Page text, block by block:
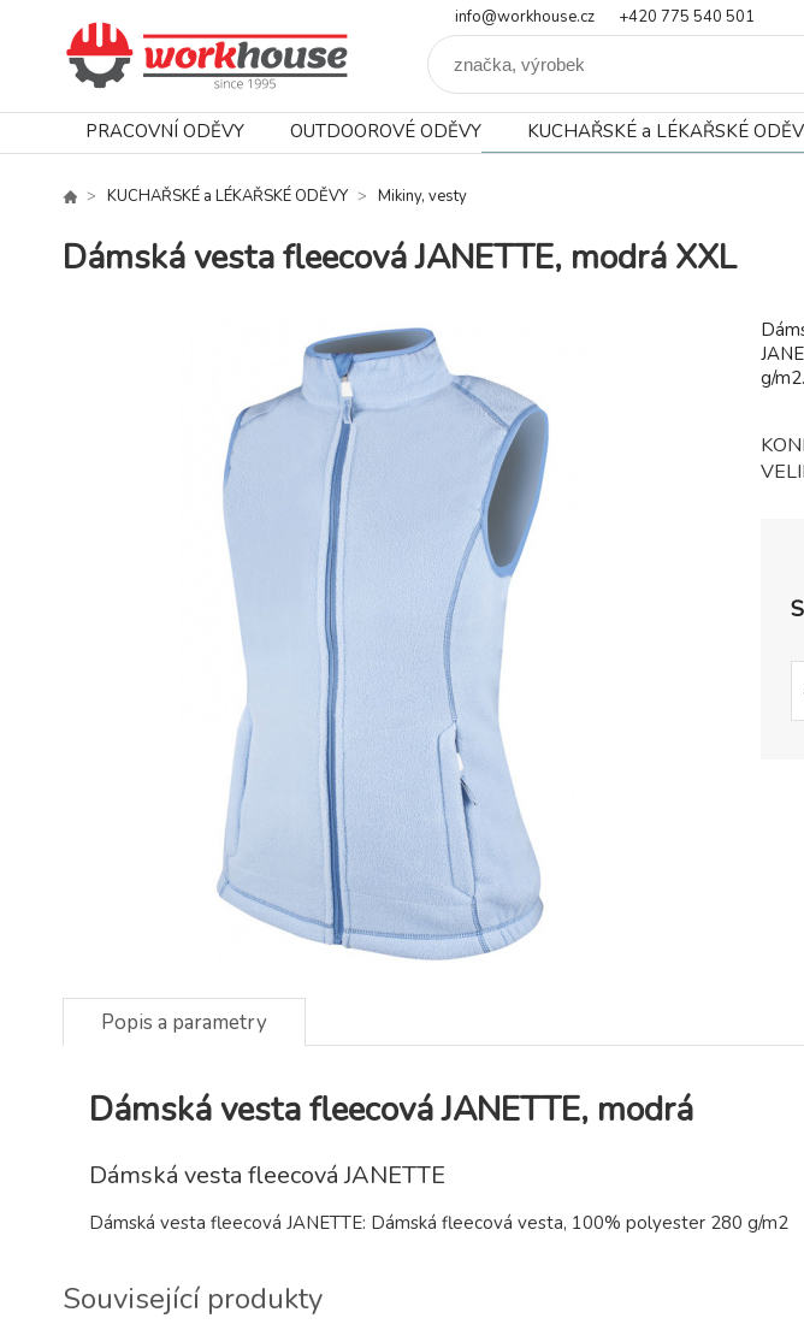
info@workhouse.cz +420 775 540 501
PRACOVNÍ ODĚVY OUTDOOROVÉ ODĚVY KUCHAŘSKÉ a LÉKAŘSKÉ
KUCHAŘSKÉ a LÉKAŘSKÉ ODĚVY Mikiny, vesty
Dámská vesta fleecová JANETTE, modrá XXL
g/
Popis a parametry
Dámská vesta fleecová JANETTE, modrá
Dámská vesta fleecová JANETTE
Dámská vesta fleecová JANETTE: Dámská fleecová vesta, 100% polyester 280 g/m2
Související produkty